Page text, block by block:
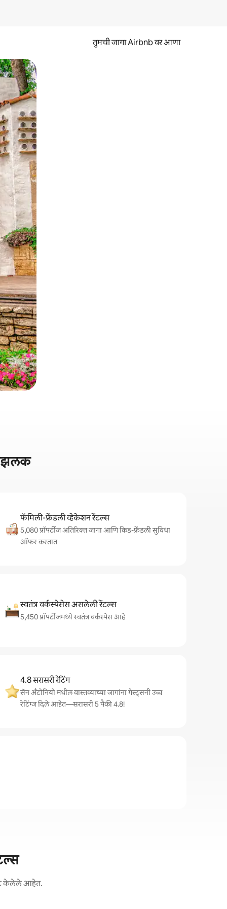
तुमची जागा Airbnb वर आणा
झलक
फॅमिली-फ्रेंडली व्हेकेशन रेंटल्स
5,080 प्रॉपर्टीज अतिरिक्त जागा आणि किड-फ्रेंडली सुविधा
ऑफर करतात
स्वतंत्र वर्कस्पेसेस असलेली रेंटल्स
5,450 प्रॉपर्टीजमध्ये स्वतंत्र वर्कस्पेस आहे
4.8 सरासरी रेटिंग
सॅन अँटोनियो मधील वास्तव्याच्या जागांना गेस्ट्सनी उच्च
रेटिंग्ज दिले आहेत—सरासरी 5 पैकी 4.8!
केलेले आहेत.